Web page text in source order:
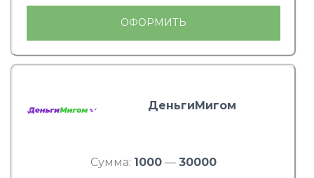
ОФОРМИТЬ
ДеньгиМигом
Сумма: 1000 — 30000